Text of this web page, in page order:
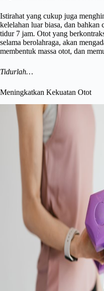
Istirahat yang cukup juga
kelelahan luar biasa, dan bahkan
tidur 7 jam. Otot yang
selama berolahraga, akan
membentuk massa otot, dan
Tidurlah…
Meningkatkan Kekuatan Otot